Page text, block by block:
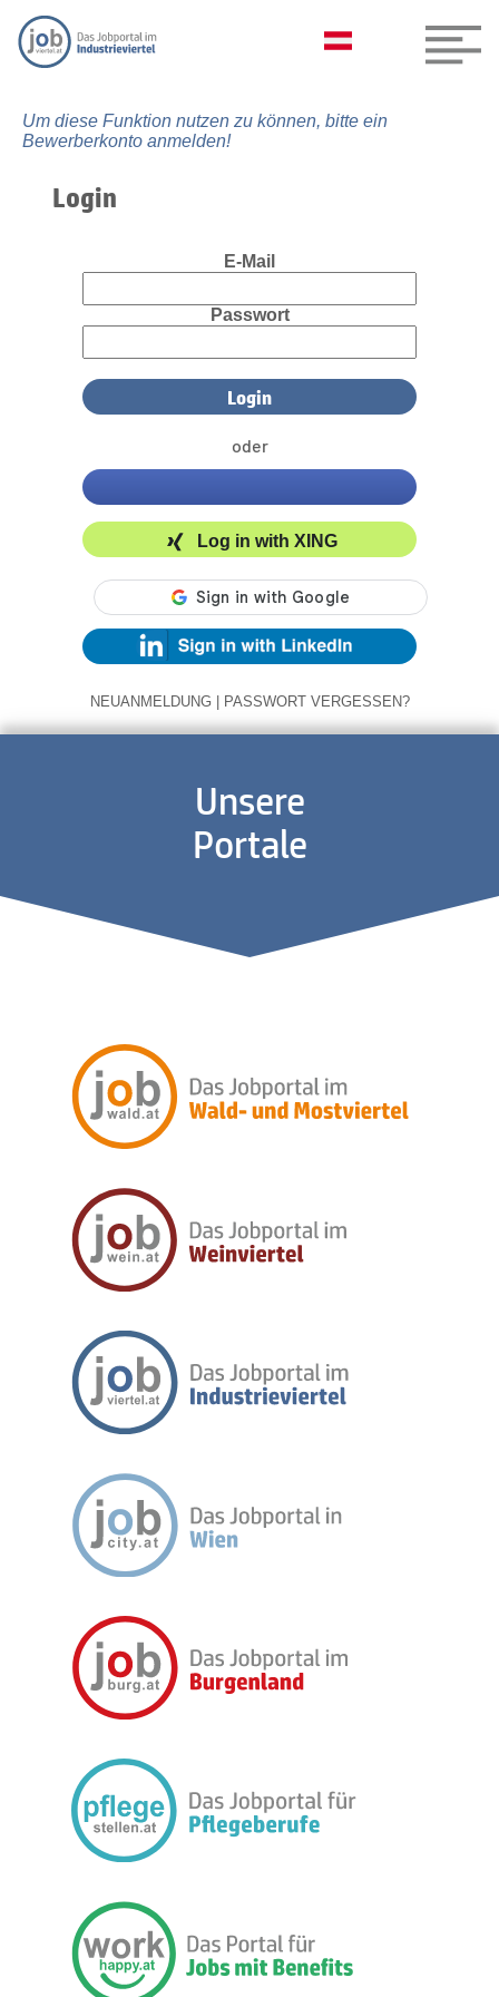
Um diese Funktion nutzen zu können, bitte ein
Bewerberkonto anmelden!
Login
E-Mail
Passwort
oder
Log in with XING
NEUANMELDUNG | PASSWORT VERGESSEN?
Unsere
Portale